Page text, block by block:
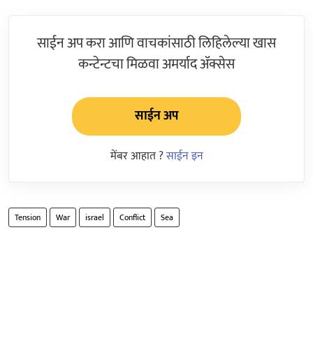
साईन अप करा आणि वाचकांसाठी लिहिलेल्या खास
कन्टेन्टचा मिळवा अमर्याद ॲक्सेस
साईन अप
मेंबर आहात ?साईन इन
Tension War israel Conflict Sea